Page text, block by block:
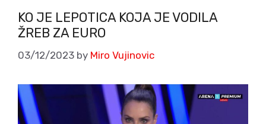
KO JE LEPOTICA KOJA JE VODILA
ŽREB ZA EURO
03/12/2023 by Miro Vujinovic